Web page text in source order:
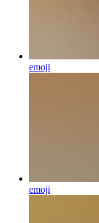
emoji
emoji